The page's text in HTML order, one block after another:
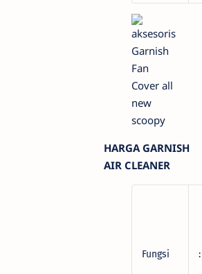
HARGA GARNISH
AIR CLEANER
Fungsi :